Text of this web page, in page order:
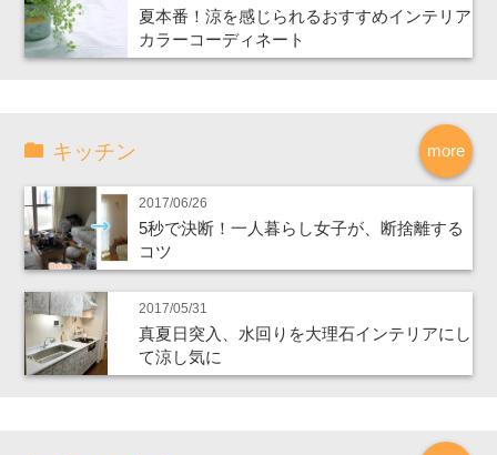
夏本番！涼を感じられるおすすめインテリア
カラーコーディネート
more
キッチン
2017/06/26
5秒で決断！一人暮らし女子が、断捨離する
コツ
2017/05/31
真夏日突入、水回りを大理石インテリアにし
て涼し気に